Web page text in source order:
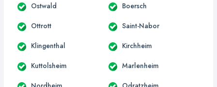
Ostwald Boersch
Ottrott Saint-Nabor
Klingenthal Kirchheim
Kuttolsheim Marlenheim